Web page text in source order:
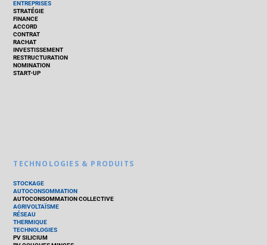
ENTREPRISES
STRATÉGIE
FINANCE
ACCORD
CONTRAT
RACHAT
INVESTISSEMENT
RESTRUCTURATION
NOMINATION
START-UP
TECHNOLOGIES & PRODUITS
STOCKAGE
AUTOCONSOMMATION
AUTOCONSOMMATION COLLECTIVE
AGRIVOLTAÏSME
RÉSEAU
THERMIQUE
TECHNOLOGIES
PV SILICIUM